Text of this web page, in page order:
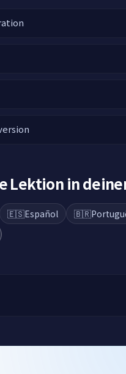
Lektion in
🇪🇸Español 🇧🇷